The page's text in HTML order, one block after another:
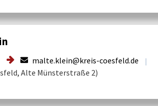
malte.klein@kreis-coesfeld.de |
Alte Münsterstraße 2)